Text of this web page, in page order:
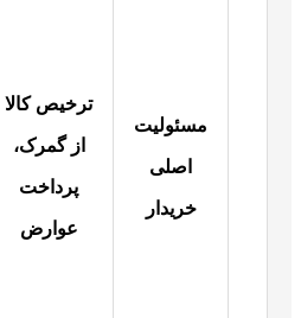
مسئولیت
اصلی
خریدار
ترخیص کالا
از گمرک،
پرداخت
عوارض